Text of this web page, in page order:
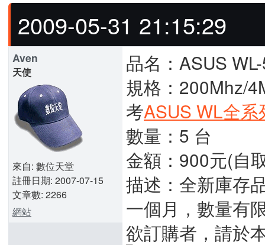
2009-05-31 21:15:29
Aven
天使
來自: 數位天堂
註冊日期: 2007-07-15
文章數: 2266
網站
品名：ASUS
規格：200Mhz/
考ASUS WL全
數量：5 台
金額：900元(自
描述：全新庫存
一個月，數量有
欲訂購者，請於